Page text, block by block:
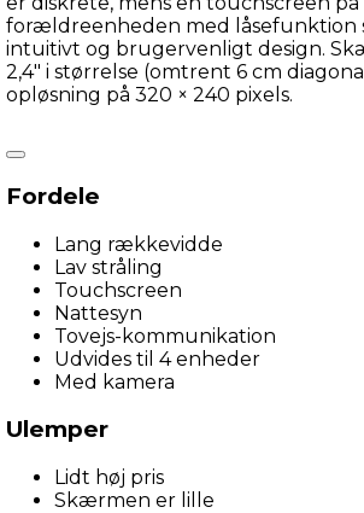
forældreenheden med låsefunktion
intuitivt og brugervenligt design.
2,4″ i størrelse (omtrent 6 cm
opløsning på 320 × 240 pixels.
velkonstruerede – formgivet til både
inkluderer clips og base, så
Knapperne er få og effektivt
betjenes med én hånd, og
navigation nem og hurtig.
omkring 63 mm brede, 126 mm høje
De fylder derfor ikke meget og er
på farten. Vægten er lav, hvilket gør
transportere.
Fordele
Lang rækkevidde
Lav stråling
Touchscreen
Nattesyn
Tovejs-kommunikation
Udvides til 4 enheder
Med kamera
Ulemper
Lidt høj pris
Skærmen er lille